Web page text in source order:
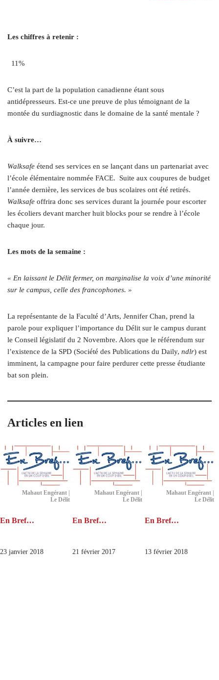
Les chiffres à retenir :
11%
C’est la part de la population canadienne étant sous
antidépresseurs. Est-ce une preuve de plus témoignant de la
montée du surdiagnostic dans le domaine de la santé mentale ?
À suivre…
Walksafe étend ses services en se lançant dans un partenariat avec
l’école élémentaire nommée FACE.
Suite aux coupures de budget
l’année dernière, les services de bus scolaires ont été retirés.
Walksafe offrira donc ses services durant la journée pour escorter
les écoliers devant marcher huit blocks pour se rendre à l’école
chaque jour.
Les mots de la semaine :
« En laissant le Délit fermer, on marginalise la voix d’une minorité
sur le campus, celle des francophones. »
La représentante de la Faculté d’Arts, Jennifer Chan, prend la
parole pour expliquer l’importance du Délit sur le campus durant
le Conseil législatif du 2 Novembre. Alors que le référendum sur
l’existence de la SPD (Société des Publications du Daily, ndlr) est
imminent, la campagne pour faire perdurer cette presse étudiante
bat son plein.
Articles en lien
Mahaut Engérant |
Le Délit
En Bref…
23 janvier 2018
Mahaut Engérant |
Le Délit
En Bref…
21 février 2017
Mahaut Engérant |
Le Délit
En Bref…
13 février 2018